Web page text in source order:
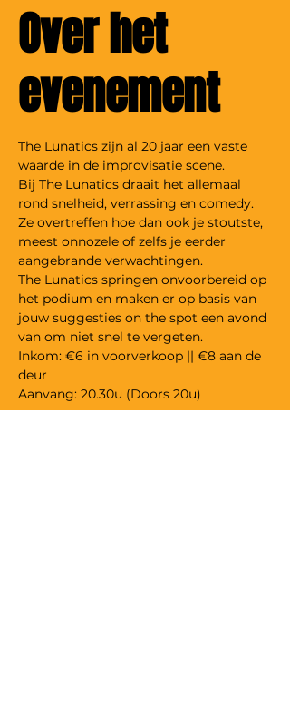
Over het
evenement
The Lunatics zijn al 20 jaar een vaste
Bij The Lunatics draait het allemaal
rond snelheid, verrassing en comedy.
Ze overtreffen hoe dan ook je stoutste,
meest onnozele of zelfs je eerder
The Lunatics springen onvoorbereid op
het podium en maken er op basis van
jouw suggesties on the spot een avond
Inkom: €6 in voorverkoop || €8 aan de
Aanvang: 20.30u (Doors 20u)